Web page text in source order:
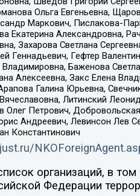
Ольга Евгеньевна,
Маркович, Пислакова-
Екатерина Александровна,
Захарова Светлана
Геннадьевич, Гефтер
Баженова
Алексеевна, Закс Елена
Галина Юрьевна,
Литинский
Олег Петрович,
Андреевич, Левинсон
Константинович
организаций, в
Федерации